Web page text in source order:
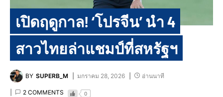
เปิดฤดูกาล! ‘โปรจีน’ นำ 4
สาวไทยล่าแชมป์ที่สหรัฐฯ
BY SUPERB_M มกราคม 28, 2026 อ่านนาที
2 COMMENTS 0